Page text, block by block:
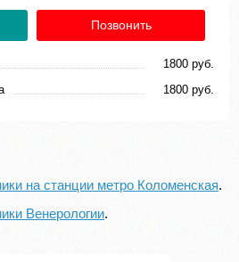
Позвонить
1800 руб.
1800 руб.
на станции метро Коломенская.
Венерологии.